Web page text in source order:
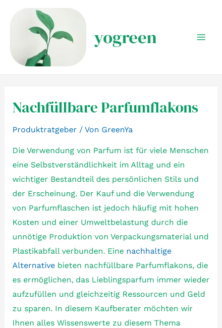
springen
yogreen
Nachfüllbare Parfumflakons
Produktratgeber / Von GreenYa
Die Verwendung von Parfum ist für viele Menschen
eine Selbstverständlichkeit im Alltag und ein
wichtiger Bestandteil des persönlichen Stils und
der Erscheinung. Der Kauf und die Verwendung
von Parfumflaschen ist jedoch häufig mit hohen
Kosten und einer Umweltbelastung durch die
unnötige Produktion von Verpackungsmaterial und
Plastikabfall verbunden. Eine nachhaltige
Alternativebieten nachfüllbare Parfumflakons, die
es ermöglichen, das Lieblingsparfum immer wieder
aufzufüllen und gleichzeitig Ressourcen und Geld
zu sparen. In diesem Kaufberater möchten wir
Ihnen alles Wissenswerte zu diesem Thema